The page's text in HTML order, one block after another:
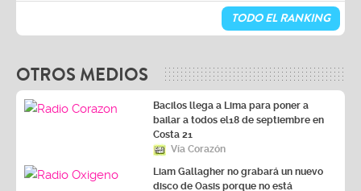
TODO EL RANKING
OTROS MEDIOS
Bacilos llega a Lima para poner a
bailar a todos el18 de septiembre en
Costa 21
Vía Corazón
Liam Gallagher no grabará un nuevo
disco de Oasis porque no está